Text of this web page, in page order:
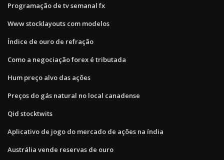
Programação de tv semanal fx
Www stocklayouts com modelos
Índice de ouro de refração
Como a negociação forex é tributada
Hum preço alvo das ações
Preços do gás natural no local canadense
Qid stocktwits
Aplicativo de jogo do mercado de ações na índia
Austrália vende reservas de ouro